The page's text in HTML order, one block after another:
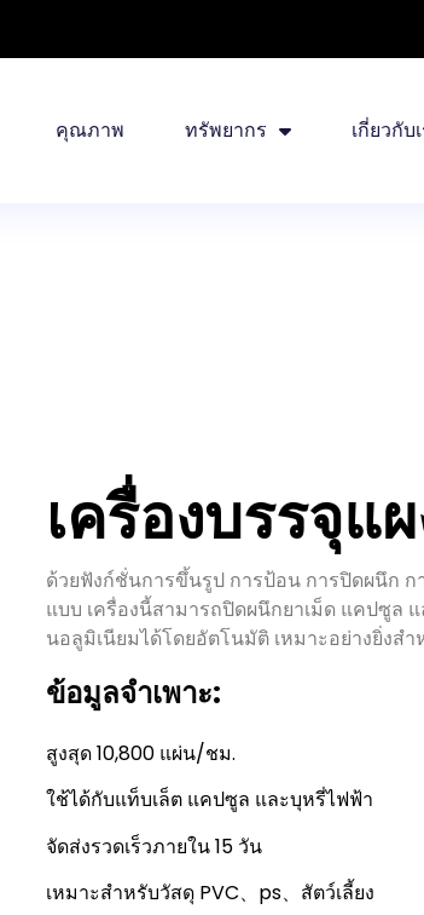
คุณภาพ ทรัพยากร เกี่ยวกับ
เครื่องบรรจุแ
ด้วยฟังก์ชั่นการขึ้นรูป การป้อน การปิดผนึก
แบบ เครื่องนี้สามารถปิดผนึกยาเม็ด แคปซู
นอลูมิเนียมได้โดยอัตโนมัติ เหมาะอย่างยิ่ง
ข้อมูลจำเพาะ:
สูงสุด 10,800 แผ่น/ชม.
ใช้ได้กับแท็บเล็ต แคปซูล และบุหรี่ไฟฟ้า
จัดส่งรวดเร็วภายใน 15 วัน
เหมาะสำหรับวัสดุ PVC、ps、สัตว์เลี้ยง